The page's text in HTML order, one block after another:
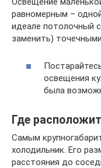
равномерным –
идеале потолочный
заменить)
освещения
была
Где
Самым
холодильник. Его
расстояния до